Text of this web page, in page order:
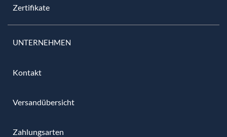
Zertifikate
UNTERNEHMEN
Kontakt
Versandübersicht
Zahlungsarten